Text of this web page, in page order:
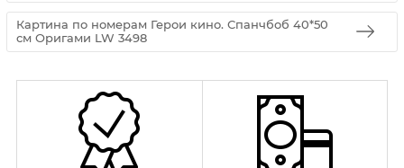
Картина по номерам Герои кино. Спанчбоб 40*50
см Оригами LW 3498